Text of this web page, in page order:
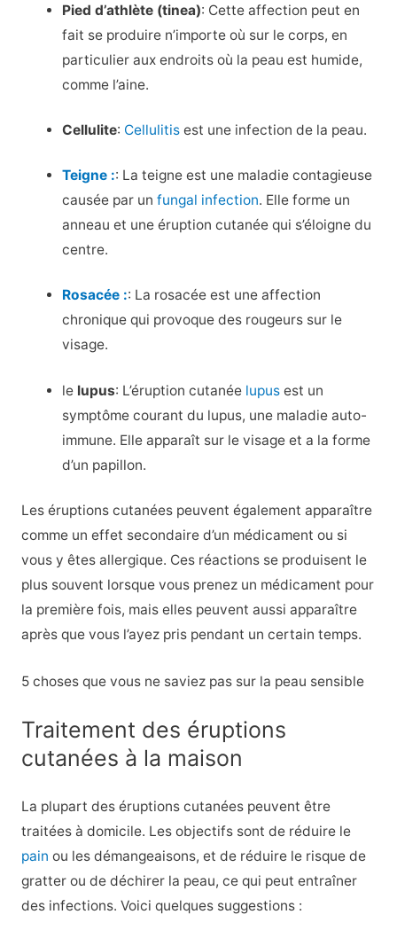
Pied d’athlète (tinea): Cette affection peut en
fait se produire n’importe où sur le corps, en
particulier aux endroits où la peau est humide,
comme l’aine.
Cellulite: Cellulitis est une infection de la peau.
Teigne :: La teigne est une maladie contagieuse
causée par unfungal infection. Elle forme un
anneau et une éruption cutanée qui s’éloigne du
centre.
Rosacée :: La rosacée est une affection
chronique qui provoque des rougeurs sur le
visage.
le lupus: L’éruption cutanée lupus est un
symptôme courant du lupus, une maladie auto-
immune. Elle apparaît sur le visage et a la forme
d’un papillon.
Les éruptions cutanées peuvent également apparaître
comme un effet secondaire d’un médicament ou si
vous y êtes allergique. Ces réactions se produisent le
plus souvent lorsque vous prenez un médicament pour
la première fois, mais elles peuvent aussi apparaître
après que vous l’ayez pris pendant un certain temps.
5 choses que vous ne saviez pas sur la peau sensible
Traitement des éruptions
cutanées à la maison
La plupart des éruptions cutanées peuvent être
traitées à domicile. Les objectifs sont de réduire le
pain ou les démangeaisons, et de réduire le risque de
gratter ou de déchirer la peau, ce qui peut entraîner
des infections. Voici quelques suggestions :